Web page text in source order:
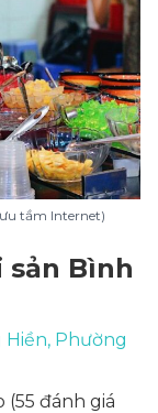
tầm Internet)
sản Bình
Hiền, Phường
(55 đánh giá